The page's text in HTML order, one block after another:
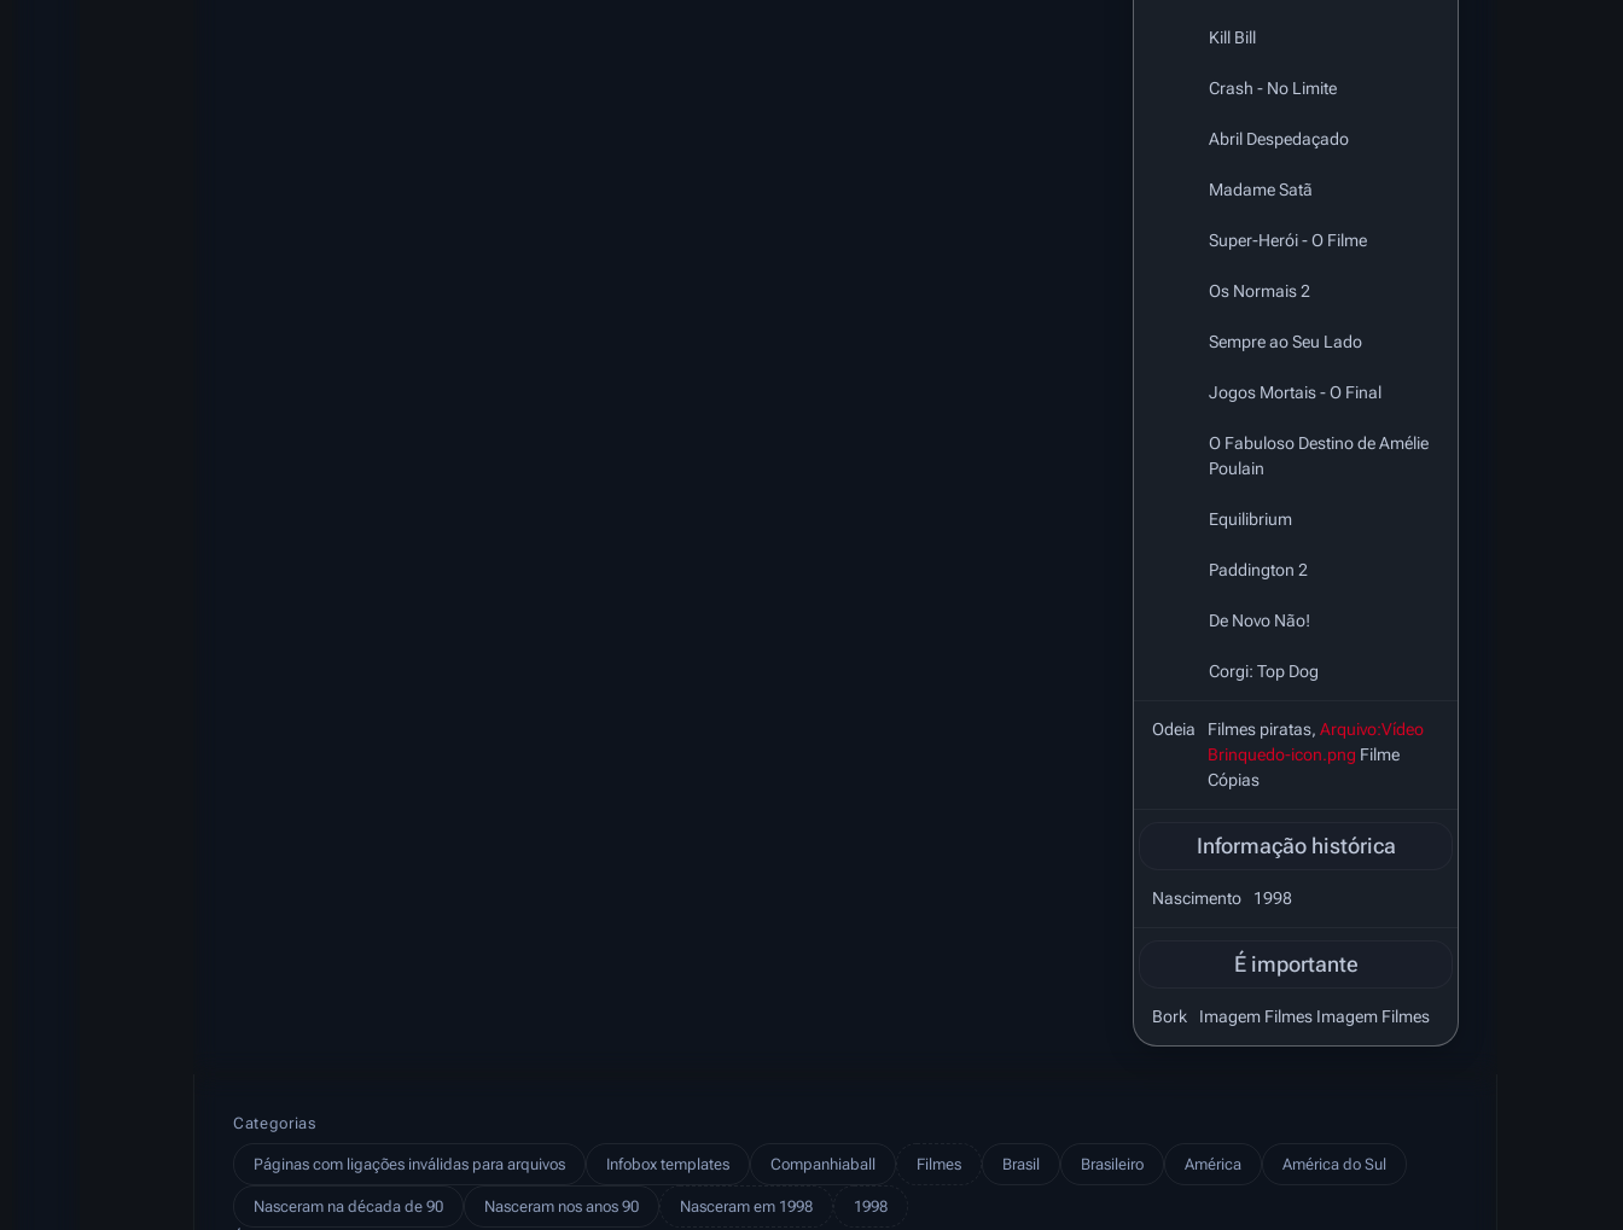
Kill Bill
Crash - No Limite
Abril Despedaçado
Madame Satã
Super-Herói - O Filme
Os Normais 2
Sempre ao Seu Lado
Jogos Mortais - O Final
O Fabuloso Destino de Amélie
Poulain
Equilibrium
Paddington 2
De Novo Não!
Corgi: Top Dog
Odeia Filmes piratas, Arquivo:Vídeo
Brinquedo-icon.png Filme
Cópias
Informação histórica
Nascimento 1998
É importante
Bork Imagem Filmes Imagem Filmes
Categorias
Páginas com ligações inválidas para arquivos Infobox templates Companhiaball Filmes Brasil Brasileiro América América do Sul
Nasceram na década de 90 Nasceram nos anos 90 Nasceram em 1998
1998